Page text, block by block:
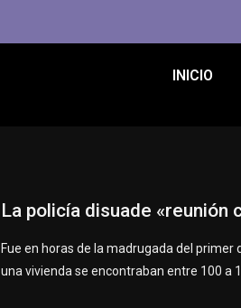
INICIO
La policía disuade «reunión
Fue en horas de la madrugada del primer
una vivienda se encontraban entre 100 a